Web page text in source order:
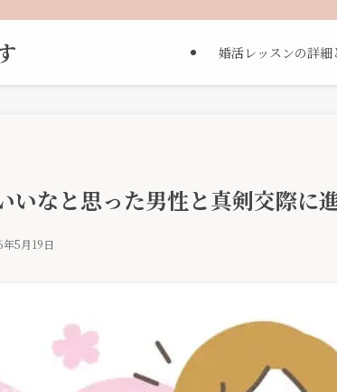
婚活レッスンの詳細
いなと思った男性と真剣交際に
5月19日